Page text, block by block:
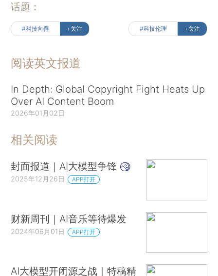
话题：
#科技向善 +关注 #科技伦理 +关注
阅读英文报道
In Depth: Global Copyright Fight Heats Up
Over AI Content Boom
2026年01月02日
相关阅读
封面报道｜AI大模型争锋
2025年12月26日 APP打开
财新周刊｜AI音乐等待爆发
2024年06月01日 APP打开
AI大模型开闭源之战｜特稿精